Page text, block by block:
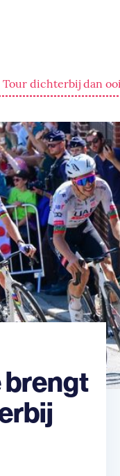
Tour dichterbij dan
brengt